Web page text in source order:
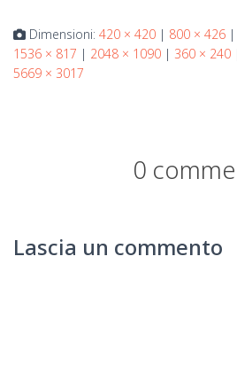
Dimensioni: 420 × 420 | 800 × 426 |
1536 × 817 | 2048 × 1090 | 360 × 240
5669 × 3017
0
Lascia un commento